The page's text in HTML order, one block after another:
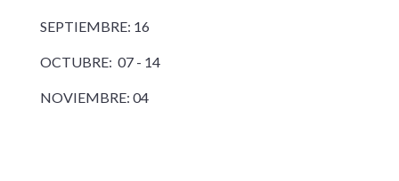
SEPTIEMBRE: 16
OCTUBRE: 07 - 14
NOVIEMBRE: 04